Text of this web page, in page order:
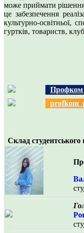
може приймати рішення,
це забезпечення
культурно-освітньої,
гуртків, товариств,
Профком
Склад